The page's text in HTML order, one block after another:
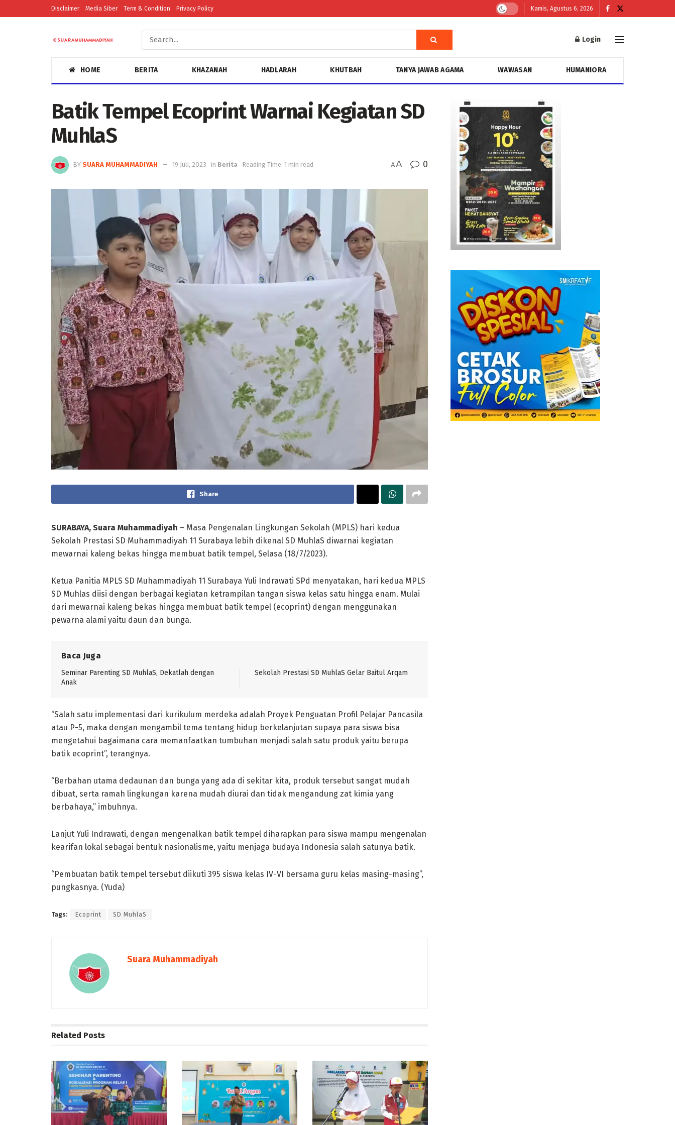
Disclaimer Media Siber Term & Condition Privacy Policy Kamis, Agustus 6, 2026
Login
HOME BERITA KHAZANAH HADLARAH KHUTBAH TANYA JAWAB AGAMA WAWASAN HUMANIORA
Batik Tempel Ecoprint Warnai Kegiatan SD
MuhlaS
BY SUARA MUHAMMADIYAH 19 Juli, 2023 in Berita Reading Time: 1 min read AA 0
Share
SURABAYA, Suara Muhammadiyah – Masa Pengenalan Lingkungan Sekolah (MPLS) hari kedua
Sekolah Prestasi SD Muhammadiyah 11 Surabaya lebih dikenal SD MuhlaS diwarnai kegiatan
mewarnai kaleng bekas hingga membuat batik tempel, Selasa (18/7/2023).
Ketua Panitia MPLS SD Muhammadiyah 11 Surabaya Yuli Indrawati SPd menyatakan, hari kedua MPLS
SD Muhlas diisi dengan berbagai kegiatan ketrampilan tangan siswa kelas satu hingga enam. Mulai
dari mewarnai kaleng bekas hingga membuat batik tempel (ecoprint) dengan menggunakan
pewarna alami yaitu daun dan bunga.
Baca Juga
Seminar Parenting SD MuhlaS, Dekatlah dengan
Anak
Sekolah Prestasi SD MuhlaS Gelar Baitul Arqam
“Salah satu implementasi dari kurikulum merdeka adalah Proyek Penguatan Profil Pelajar Pancasila
atau P-5, maka dengan mengambil tema tentang hidup berkelanjutan supaya para siswa bisa
mengetahui bagaimana cara memanfaatkan tumbuhan menjadi salah satu produk yaitu berupa
batik ecoprint”, terangnya.
“Berbahan utama dedaunan dan bunga yang ada di sekitar kita, produk tersebut sangat mudah
dibuat, serta ramah lingkungan karena mudah diurai dan tidak mengandung zat kimia yang
berbahaya,” imbuhnya.
Lanjut Yuli Indrawati, dengan mengenalkan batik tempel diharapkan para siswa mampu mengenalan
kearifan lokal sebagai bentuk nasionalisme, yaitu menjaga budaya Indonesia salah satunya batik.
“Pembuatan batik tempel tersebut diikuti 395 siswa kelas IV-VI bersama guru kelas masing-masing”,
pungkasnya. (Yuda)
Tags: Ecoprint SD MuhlaS
Suara Muhammadiyah
Related Posts